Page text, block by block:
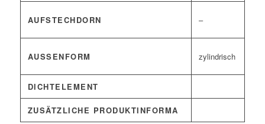
AUFSTECHDORN –
AUSSENFORM zylindrisch
DICHTELEMENT
ZUSÄTZLICHE PRODUKTINFORMA